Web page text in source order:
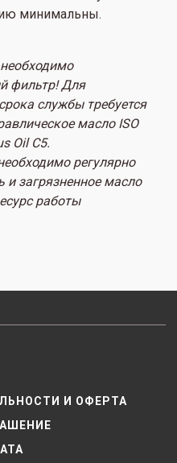
минимальны.
фильтр! Для
службы требуется
масло ISO
Oil C5.
регулярно
и загрязненное масло
работы
И ОФЕРТА